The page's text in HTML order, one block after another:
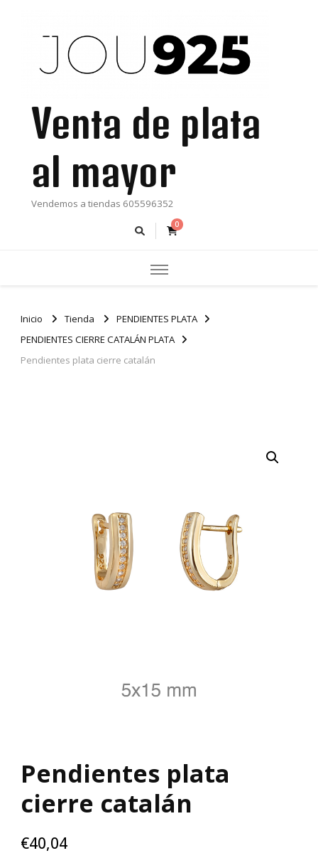
Venta de plata
al mayor
Vendemos a tiendas 605596352
0
Inicio Tienda
PENDIENTES PLATA
PENDIENTES CIERRE CATALÁN PLATA
Pendientes plata cierre catalán
Pendientes plata
cierre catalán
€40,04